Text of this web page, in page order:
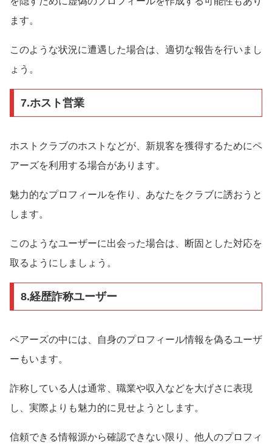
ます。
このような状況に遭遇した場合は、適切な報告を行いまし
ょう。
7.ホスト営業
ホストクラブのホストなどが、新規客を獲得するためにペ
アーズを利用する場合があります。
魅力的なプロフィールを作り、あなたをクラブに誘おうと
します。
このようなユーザーに出会った場合は、断固とした対応を
取るようにしましょう。
8.経歴詐称ユーザー
ペアーズの中には、自身のプロフィール情報を偽るユーザ
ーもいます。
詐称している人は通常、職業や収入などを大げさに表現
し、実際よりも魅力的に見せようとします。
信頼できる情報源から確認できない限り、他人のプロフィ